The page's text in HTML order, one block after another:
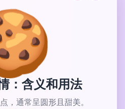
：含义和用法
，通常呈圆形且甜美。